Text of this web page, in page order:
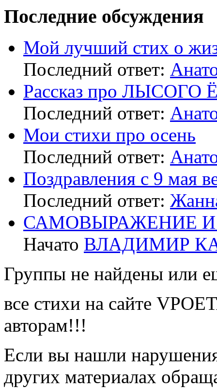
Последние обсуждения
Мой лучший стих о
Последний ответ:
Рассказ про
Последний ответ:
Мои стихи про осень
Последний ответ:
Поздравления с 9 мая
Последний ответ:
САМОВЫРАЖЕНИЕ
Начато ВЛАДИМИР
Группы не найдены или
все стихи на сайте
авторам!!!
Если вы нашли
других материалах